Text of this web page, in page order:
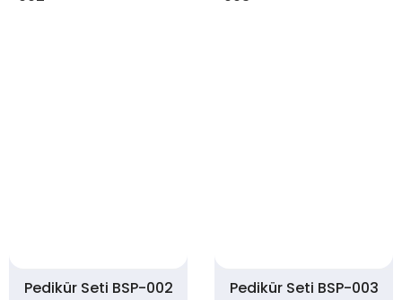
Pedikür Seti BSP-002 Pedikür Seti BSP-003